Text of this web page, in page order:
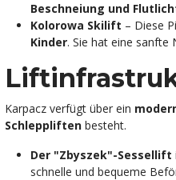
Beschneiung und
Kolorowa Skilift – Diese
Kinder. Sie hat eine sanfte
Karpacz verfügt über ein
Schleppliftenbesteht.
Der "Zbyszek"-Sessellift
schnelle und bequeme